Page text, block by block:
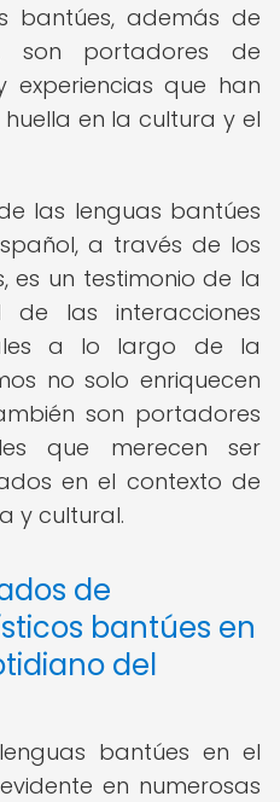
bantúes, además de
son portadores de
experiencias que han
en la cultura y el
las lenguas bantúes
a través de los
es un testimonio de la
de las interacciones
a lo largo de la
no solo enriquecen
son portadores
que merecen ser
en el contexto de
y cultural.
de
bantúes en
del
bantúes en el
en numerosas